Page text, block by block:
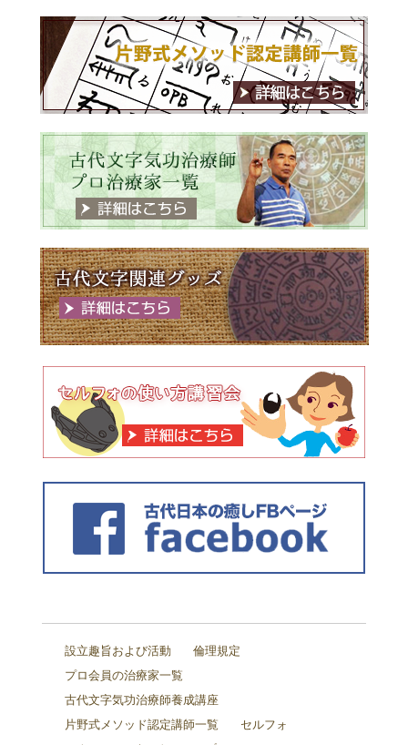
設立趣旨および活動
倫理規定
プロ会員の治療家一覧
古代文字気功治療師養成講座
片野式メソッド認定講師一覧
セルフォ